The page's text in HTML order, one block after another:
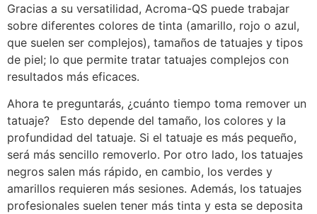
Gracias a su versatilidad, Acroma-QS puede trabajar
sobre diferentes colores de tinta (amarillo, rojo o azul,
que suelen ser complejos), tamaños de tatuajes y tipos
de piel; lo que permite tratar tatuajes complejos con
resultados más eficaces.
Ahora te preguntarás, ¿cuánto tiempo toma remover un
tatuaje? Esto depende del tamaño, los colores y la
profundidad del tatuaje. Si el tatuaje es más pequeño,
será más sencillo removerlo. Por otro lado, los tatuajes
negros salen más rápido, en cambio, los verdes y
amarillos requieren más sesiones. Además, los tatuajes
profesionales suelen tener más tinta y esta se deposita